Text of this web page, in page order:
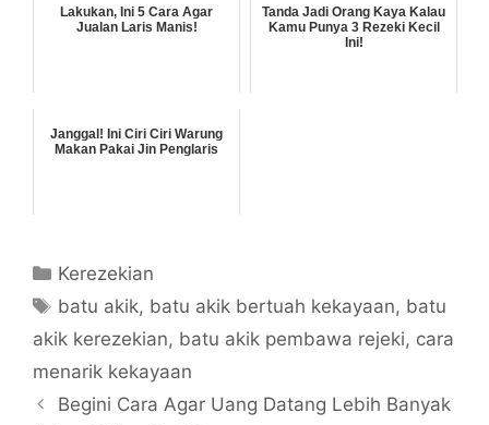
Lakukan, Ini 5 Cara Agar
Jualan Laris Manis!
Tanda Jadi Orang Kaya Kalau
Kamu Punya 3 Rezeki Kecil
Ini!
Janggal! Ini Ciri Ciri Warung
Makan Pakai Jin Penglaris
Categories
Kerezekian
Tags
batu akik, batu akik bertuah kekayaan, batu
akik kerezekian, batu akik pembawa rejeki, cara
menarik kekayaan
Begini Cara Agar Uang Datang Lebih Banyak